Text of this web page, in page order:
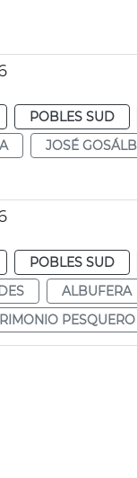
POBLES SUD
JOSÉ
POBLES SUD
ALBUFERA
PESQUERO